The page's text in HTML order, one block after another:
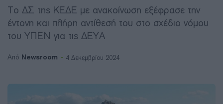
Το ΔΣ της ΚΕΔΕ με ανακοίνωση εξέφρασε την
έντονη και πλήρη αντίθεσή του στο σχέδιο νόμου
του ΥΠΕΝ για τις ΔΕΥΑ
Από Newsroom 4 Δεκεμβρίου 2024